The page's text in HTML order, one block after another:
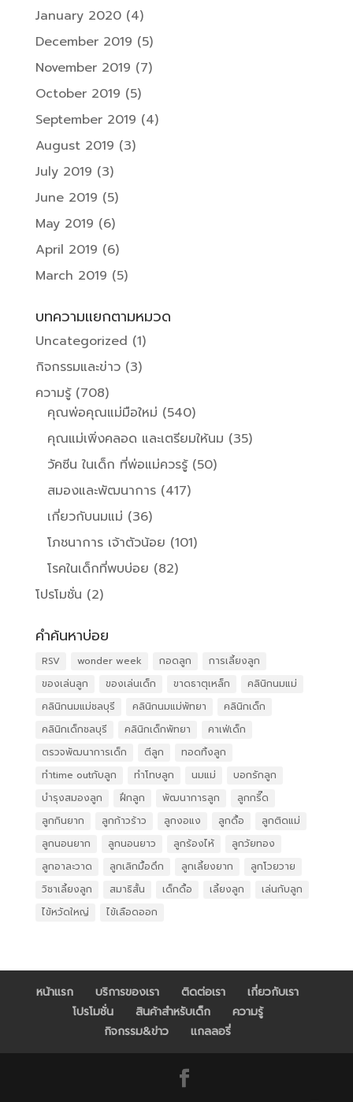
January 2020(4)
December 2019 (5)
November 2019 (7)
October 2019 (5)
September 2019 (4)
August 2019 (3)
July 2019 (3)
June 2019 (5)
May 2019 (6)
April 2019 (6)
March 2019 (5)
บทความแยกตามหมวด
Uncategorized (1)
กิจกรรมและข่าว(3)
ความรู้(708)
คุณพ่อคุณแม่มือใหม่ (540)
คุณแม่เพิ่งคลอด และเตรียมให้นม (35)
วัคซีน ในเด็ก ที่พ่อแม่ควรรู้(50)
สมองและพัฒนาการ(417)
เกี่ยวกับนมแม่ (36)
โภชนาการ เจ้าตัวน้อย (101)
โรคในเด็กที่พบบ่อย (82)
โปรโมชั่น (2)
คำค้นหาบ่อย
RSV wonder week กอดลูก
การเลี้ยงลูก
ของเล่นลูก
ของเล่นเด็ก ขาดธาตุเหล็ก
คลินิกนมแม่
คลินิกนมแม่ชลบุรี
คลินิกนมแม่พัทยา
คลินิกเด็ก
คลินิกเด็กชลบุรี
คลินิกเด็กพัทยา
คาเฟ่เด็ก
ตรวจพัฒนาการเด็ก
ตีลูก
ทอดทิ้งลูก
ทำtime outกับลูก
ทำโทษลูก นมแม่
บอกรักลูก
บำรุงสมองลูก
ฝึกลูก พัฒนาการลูก
ลูกกรี๊ด
ลูกกินยาก
ลูกก้าวร้าว ลูกงอแง ลูกดื้อ
ลูกติดแม่
ลูกนอนยาก
ลูกนอนยาว ลูกร้องไห้
ลูกวัยทอง
ลูกอาละวาด
ลูกเลิกมื้อดึก ลูกเลี้ยงยาก
ลูกโวยวาย
วิชาเลี้ยงลูก
สมาธิสั้น เด็กดื้อ เลี้ยงลูก
เล่นกับลูก
ไข้หวัดใหญ่
ไข้เลือดออก
หน้าแรก บริการของเรา ติดต่อเรา
เกี่ยวกับเรา
โปรโมชั่น
สินค้าสำหรับเด็ก
ความรู้
กิจกรรม&ข่าว
แกลลอรี่